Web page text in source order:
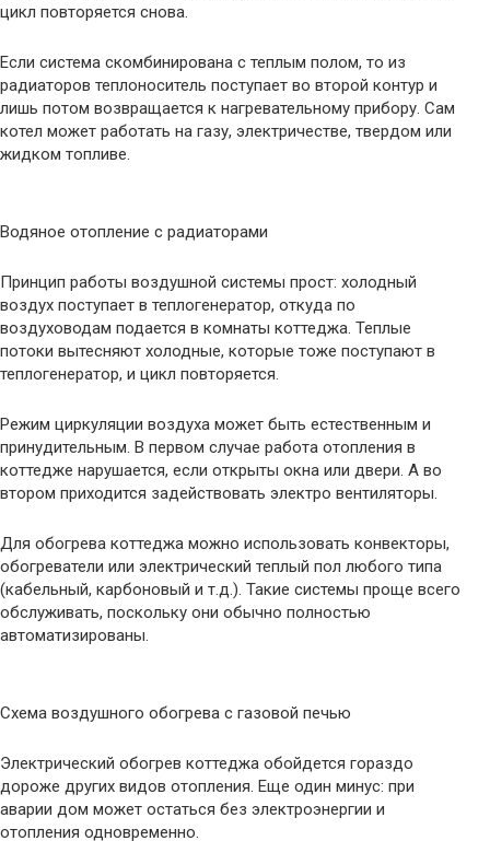
цикл повторяется снова.
Если система скомбинирована с теплым полом, то из
радиаторов теплоноситель поступает во второй контур и
лишь потом возвращается к нагревательному прибору. Сам
котел может работать на газу, электричестве, твердом или
жидком топливе.
Водяное отопление с радиаторами
Принцип работы воздушной системы прост: холодный
воздух поступает в теплогенератор, откуда по
воздуховодам подается в комнаты коттеджа. Теплые
потоки вытесняют холодные, которые тоже поступают в
теплогенератор, и цикл повторяется.
Режим циркуляции воздуха может быть естественным и
принудительным. В первом случае работа отопления в
коттедже нарушается, если открыты окна или двери. А во
втором приходится задействовать электро вентиляторы.
Для обогрева коттеджа можно использовать конвекторы,
обогреватели или электрический теплый пол любого типа
(кабельный, карбоновый и т.д.). Такие системы проще всего
обслуживать, поскольку они обычно полностью
автоматизированы.
Схема воздушного обогрева с газовой печью
Электрический обогрев коттеджа обойдется гораздо
дороже других видов отопления. Еще один минус: при
аварии дом может остаться без электроэнергии и
отопления одновременно.